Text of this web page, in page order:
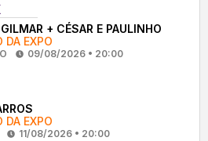
+ CÉSAR E PAULINHO
DA EXPO
09/08/2026 • 20:00
DA EXPO
11/08/2026 • 20:00